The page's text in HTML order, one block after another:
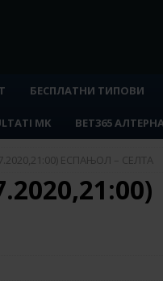
БЕСПЛАТНИ ТИПОВИ
MK BET365
ЕСПАЊОЛ – СЕЛТА